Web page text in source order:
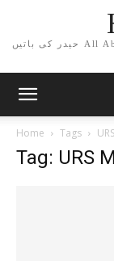
حیدر کی باتیں All About Qutbe Madina Sarkar Haji Ghulam Haider
Home Tags
Tag: URS